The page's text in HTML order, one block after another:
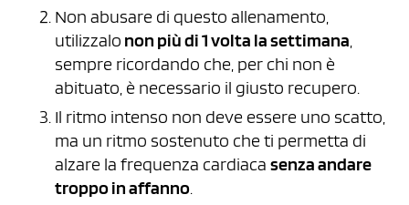
Non abusare di questo allenamento,
utilizzalo non più di 1 volta la settimana,
sempre ricordando che, per chi non è
abituato, è necessario il giusto recupero.
Il ritmo intenso non deve essere uno scatto,
ma un ritmo sostenuto che ti permetta di
alzare la frequenza cardiaca senza andare
troppo in affanno.